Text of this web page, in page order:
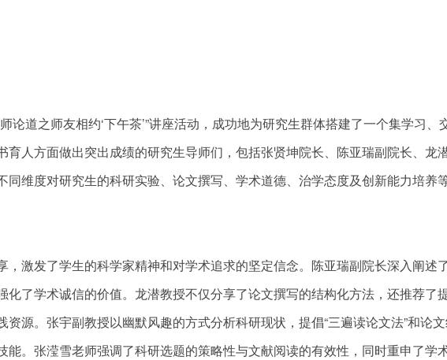
论道之师友相约‘下午茶’”讲座活动，成功地为研究生群体搭建了一个集学习、
育人方面做出突出成绩的研究生导师们，包括张贤坤院长、陈亚瑞副院长、龙
同维度对研究生的科研实验、论文撰写、学术道德、治学态度及创新能力培养
，激发了学生的科学家精神和对学术追求的坚定信念。陈亚瑞副院长深入阐述
化了学术诚信的价值。龙潜教授不仅分享了论文撰写的结构化方法，还推荐了
源。张宇副教授以幽默风趣的方式分析科研现状，提倡“三遍读论文法”和论
能。张滢雪老师强调了科研选题的策略性与文献阅读的有效性，同时重申了学